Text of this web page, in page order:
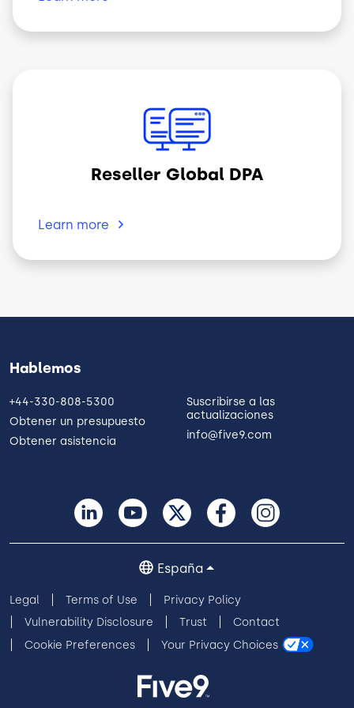
Reseller Global DPA
Learn more
Hablemos
+44-330-808-5300
Obtener un presupuesto
Obtener asistencia
Suscribirse a las
actualizaciones
info@five9.com
Legal Terms of Use
Privacy Policy
Vulnerability Disclosure
Trust
Contact
Cookie Preferences
Your Privacy Choices
España